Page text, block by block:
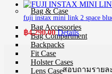
Bag & Case
Bag Accessories
Bag Compartment
Backpacks
Fit Case
Holster Cases
Lens Case
fuji instax mini link 2 space
฿4,290.00 Details
สอบถามรายล